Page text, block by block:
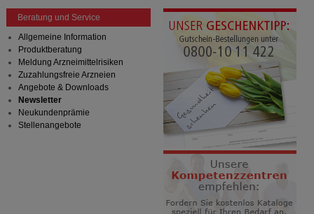
übertragen werden.
Beratung und Service
Allgemeine Information
Produktberatung
Meldung Arzneimittelrisiken
Zuzahlungsfreie Arzneien
Angebote & Downloads
Newsletter
Neukundenprämie
Stellenangebote